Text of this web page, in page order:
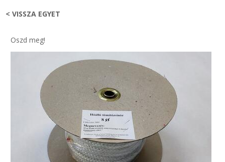
GÉPÉSZET-PÉBÉ-gáz - KÉSZLETEK
IPARI KARIMA TÖMÍTÉS
TÖMÍTŐ TÁBLA - SZIGETELŐ LEMEZ
GUMILEMEZ - FILC - HÓTOLÓ
TÖMÍTŐ ZSINÓR - RAGASZTÓ
Egyedi gyártás
Hírek
Kapcsolat
ÁSZF
< VISSZA EGYET
Oszd meg!